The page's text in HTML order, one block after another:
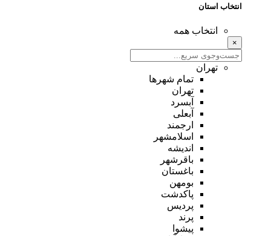
انتخاب استان
انتخاب همه
×
تهران
تمام شهر‌ها
تهران
آبسرد
آبعلی
ارجمند
اسلامشهر
اندیشه
باقرشهر
باغستان
بومهن
پاکدشت
پردیس
پرند
پیشوا